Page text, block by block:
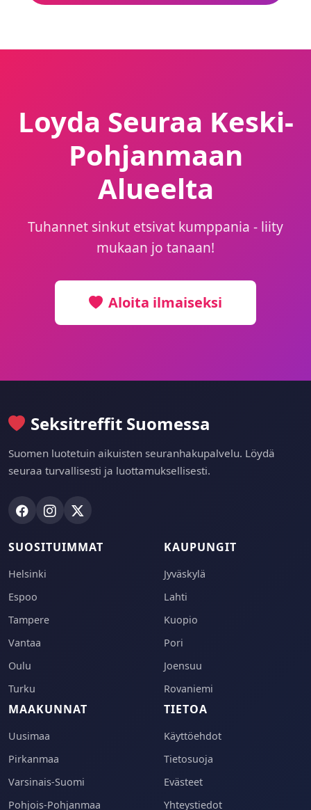
Loyda Seuraa Keski-
Pohjanmaan
Alueelta
Tuhannet sinkut etsivat kumppania - liity
mukaan jo tanaan!
Aloita ilmaiseksi
Seksitreffit Suomessa
Suomen luotetuin aikuisten seuranhakupalvelu. Löydä
seuraa turvallisesti ja luottamuksellisesti.
SUOSITUIMMAT
Helsinki
Espoo
Tampere
Vantaa
Oulu
Turku
KAUPUNGIT
Jyväskylä
Lahti
Kuopio
Pori
Joensuu
Rovaniemi
MAAKUNNAT
Uusimaa
Pirkanmaa
Varsinais-Suomi
Pohjois-Pohjanmaa
TIETOA
Käyttöehdot
Tietosuoja
Evästeet
Yhteystiedot